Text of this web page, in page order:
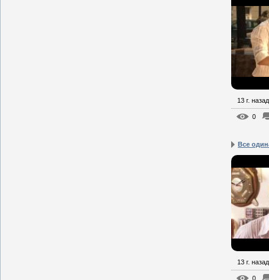
13 г. назад
0
Все
13 г. назад
0